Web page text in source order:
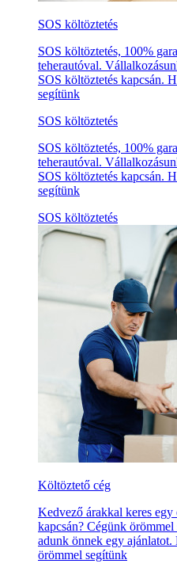
SOS költöztetés
SOS költöztetés, 100%
teherautóval.
SOS költöztetés kapcsán.
segítünk
SOS költöztetés
SOS költöztetés, 100%
teherautóval.
SOS költöztetés kapcsán.
segítünk
SOS költöztetés
Költöztető cég
Kedvező árakkal keres
kapcsán? Cégünk
adunk önnek egy
örömmel segítünk